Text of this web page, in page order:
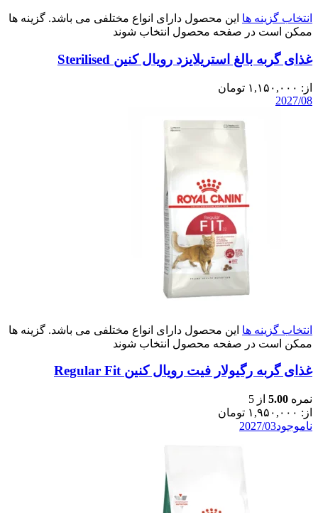
انتخاب گزینه ها این محصول دارای انواع مختلفی می باشد. گزینه ها
ممکن است در صفحه محصول انتخاب شوند
غذای گربه بالغ استریلایزد رویال کنین Sterilised
از: ۱,۱۵۰,۰۰۰ تومان
2027/08
انتخاب گزینه ها این محصول دارای انواع مختلفی می باشد. گزینه ها
ممکن است در صفحه محصول انتخاب شوند
غذای گربه رگیولار فیت رویال کنین Regular Fit
نمره 5.00 از 5
از: ۱,۹۵۰,۰۰۰ تومان
ناموجود2027/03